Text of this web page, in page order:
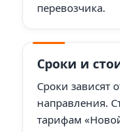
перевозчика.
Сроки и
Сроки зависят
направления.
тарифам